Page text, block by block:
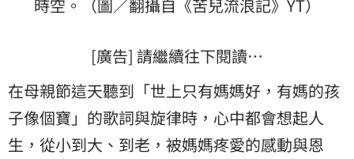
時空。（圖／翻攝自《苦兒流浪記》YT）
[廣告] 請繼續往下閱讀…
在母親節這天聽到「世上只有媽媽好，有媽的孩
子像個寶」的歌詞與旋律時，心中都會想起人
生，從小到大、到老，被媽媽疼愛的感動與恩